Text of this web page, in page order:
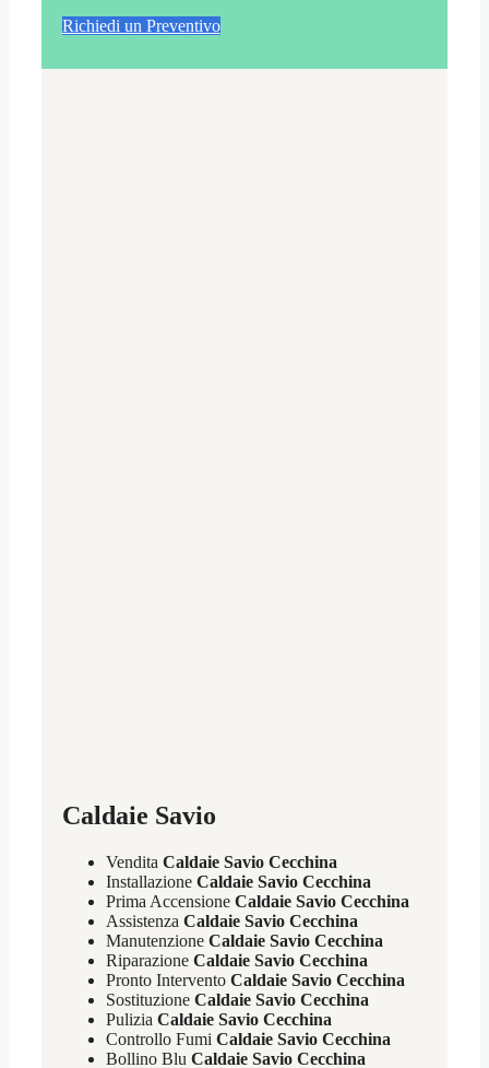
Richiedi un Preventivo
Caldaie Savio
Vendita Caldaie Savio Cecchina
Installazione Caldaie Savio Cecchina
Prima Accensione Caldaie Savio Cecchina
Assistenza Caldaie Savio Cecchina
Manutenzione Caldaie Savio Cecchina
Riparazione Caldaie Savio Cecchina
Pronto Intervento Caldaie Savio Cecchina
Sostituzione Caldaie Savio Cecchina
Pulizia Caldaie Savio Cecchina
Controllo Fumi Caldaie Savio Cecchina
Bollino Blu Caldaie Savio Cecchina